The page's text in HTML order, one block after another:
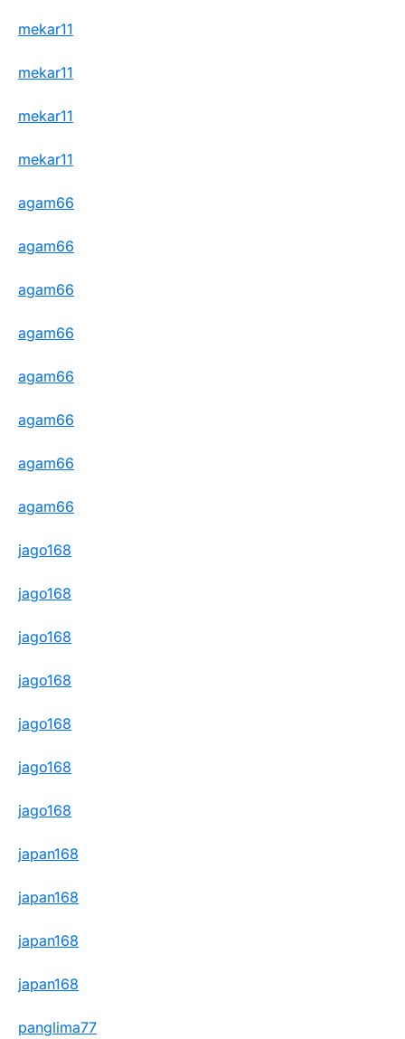
mekar11
mekar11
mekar11
mekar11
agam66
agam66
agam66
agam66
agam66
agam66
agam66
agam66
jago168
jago168
jago168
jago168
jago168
jago168
jago168
japan168
japan168
japan168
japan168
panglima77